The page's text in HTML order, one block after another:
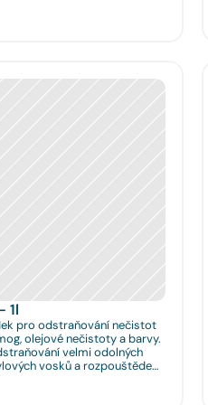
1l
pro odstraňování nečistot
olejové nečistoty a barvy.
velmi odolných
vosků a rozpouštědel